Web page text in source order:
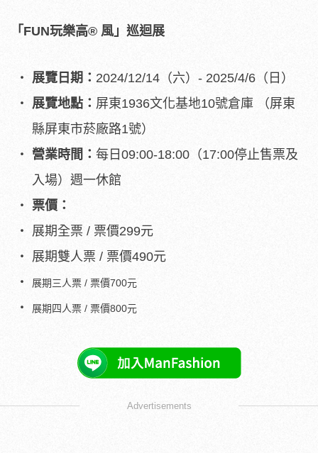
「 FUN玩樂高® 風」巡迴展
展覽日期： 2024/12/14（六）- 2025/4/6（日）
展覽地點： 屏東1936文化基地10號倉庫 （屏東
縣屏東市菸廠路1號）
營業時間： 每日09:00-18:00（17:00停止售票及
入場）週一休館
票價：
展期全票 / 票價299元
展期雙人票 / 票價490元
展期三人票 / 票價700元
展期四人票 / 票價800元
Advertisements